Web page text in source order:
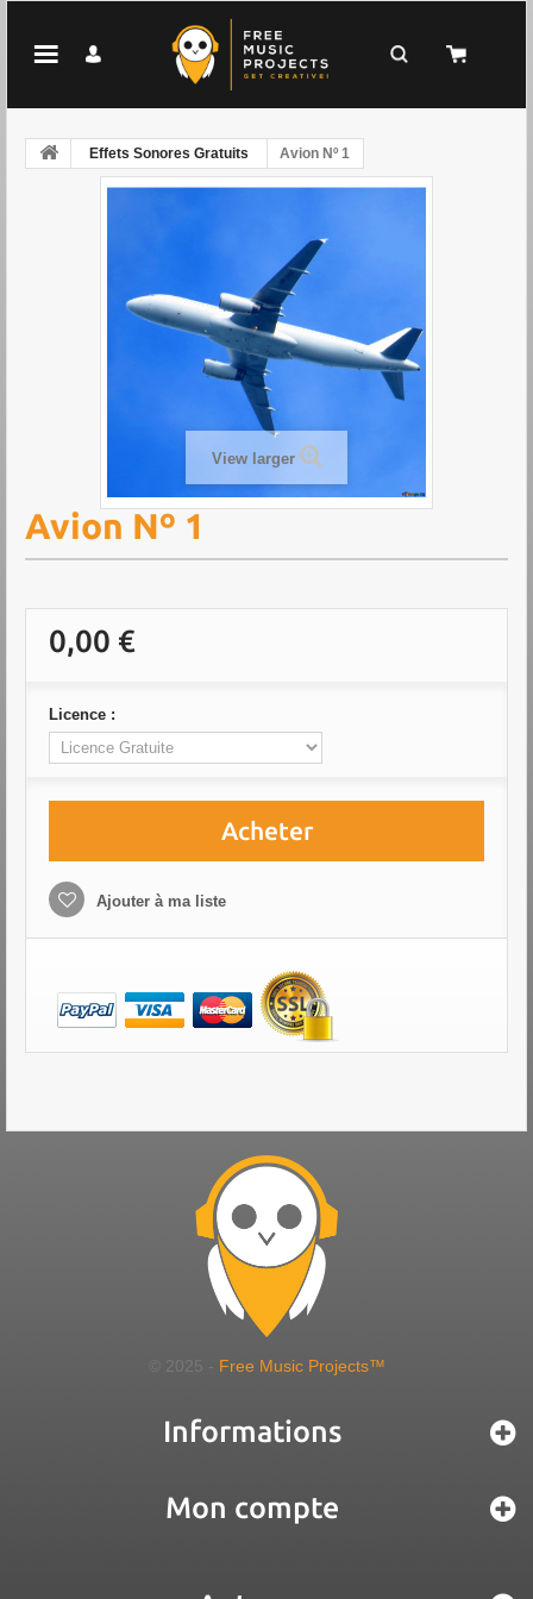
Effets Sonores Gratuits Avion Nº 1
View larger
Avion Nº 1
0,00 €
Licence :
Acheter
Ajouter à ma liste
© 2025 - Free Music Projects™
Informations
Mon compte